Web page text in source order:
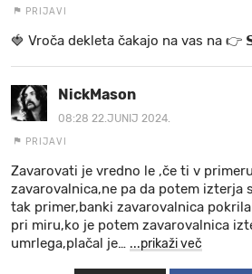
PRIJAVI
🍓 V r o č a d e k l e t a ča k a jo na va s n a
NickMason
08:28 22.JUNIJ 2024.
PRIJAVI
Zavarovati je vredno le ,če ti v
zavarovalnica,ne pa da potem izterja
tak primer,banki zavarovalnica
pri miru,ko je potem zavarovalnica
umrlega,plačal je… ...prikaži več